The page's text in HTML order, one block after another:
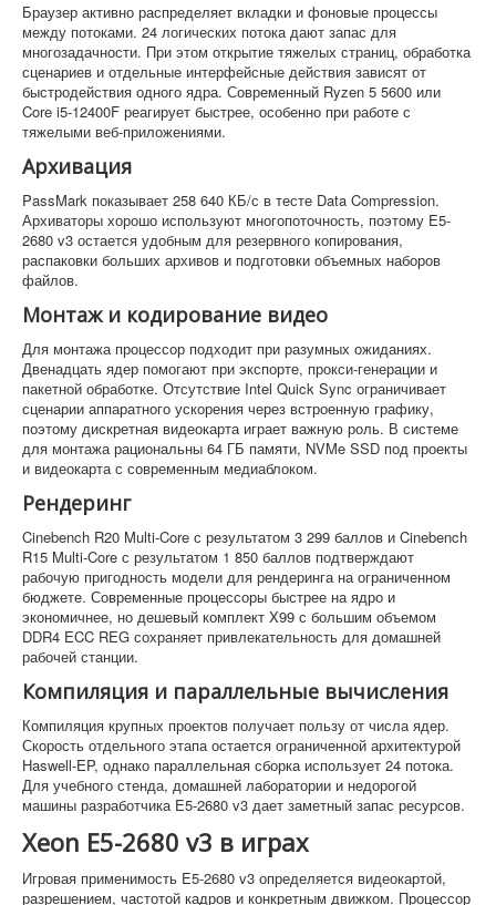
Браузер активно распределяет вкладки и фоновые процессы
между потоками. 24 логических потока дают запас для
многозадачности. При этом открытие тяжелых страниц, обработка
сценариев и отдельные интерфейсные действия зависят от
быстродействия одного ядра. Современный Ryzen 5 5600 или
Core i5-12400F реагирует быстрее, особенно при работе с
тяжелыми веб-приложениями.
Архивация
PassMark показывает 258 640 КБ/с в тесте Data Compression.
Архиваторы хорошо используют многопоточность, поэтому E5-
2680 v3 остается удобным для резервного копирования,
распаковки больших архивов и подготовки объемных наборов
файлов.
Монтаж и кодирование видео
Для монтажа процессор подходит при разумных ожиданиях.
Двенадцать ядер помогают при экспорте, прокси-генерации и
пакетной обработке. Отсутствие Intel Quick Sync ограничивает
сценарии аппаратного ускорения через встроенную графику,
поэтому дискретная видеокарта играет важную роль. В системе
для монтажа рациональны 64 ГБ памяти, NVMe SSD под проекты
и видеокарта с современным медиаблоком.
Рендеринг
Cinebench R20 Multi-Core с результатом 3 299 баллов и Cinebench
R15 Multi-Core с результатом 1 850 баллов подтверждают
рабочую пригодность модели для рендеринга на ограниченном
бюджете. Современные процессоры быстрее на ядро и
экономичнее, но дешевый комплект X99 с большим объемом
DDR4 ECC REG сохраняет привлекательность для домашней
рабочей станции.
Компиляция и параллельные вычисления
Компиляция крупных проектов получает пользу от числа ядер.
Скорость отдельного этапа остается ограниченной архитектурой
Haswell-EP, однако параллельная сборка использует 24 потока.
Для учебного стенда, домашней лаборатории и недорогой
машины разработчика E5-2680 v3 дает заметный запас ресурсов.
Xeon E5-2680 v3 в играх
Игровая применимость E5-2680 v3 определяется видеокартой,
разрешением, частотой кадров и конкретным движком. Процессор